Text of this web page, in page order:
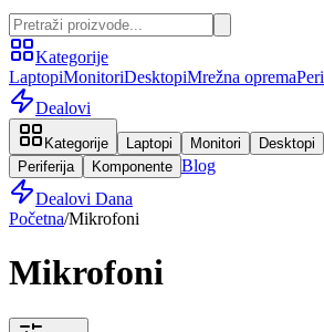
Kategorije
LaptopiMonitoriDesktopiMrežna oprema
Dealovi
Kategorije Laptopi Monitori Desktopi
Periferija
Komponente Blog
Dealovi Dana
Početna/Mikrofoni
Mikrofoni